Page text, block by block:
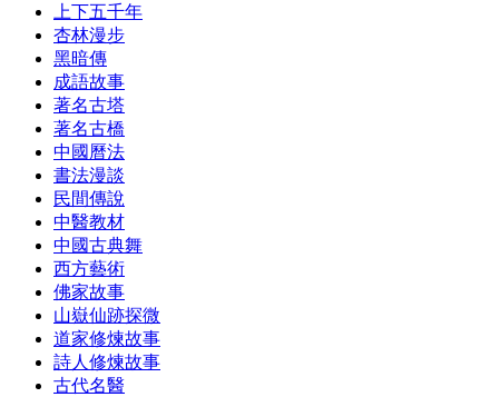
上下五千年
杏林漫步
黑暗傳
成語故事
著名古塔
著名古橋
中國曆法
書法漫談
民間傳說
中醫教材
中國古典舞
西方藝術
佛家故事
山嶽仙跡探微
道家修煉故事
詩人修煉故事
古代名醫